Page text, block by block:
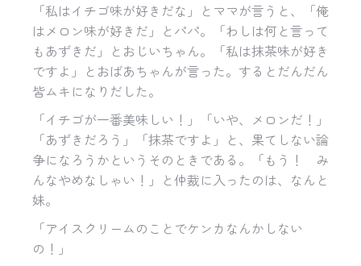
「私はイチゴ味が好きだな」とママが言うと、「俺
はメロン味が好きだ」とパパ。「わしは何と言って
もあずきだ」とおじいちゃん。「私は抹茶味が好き
ですよ」とおばあちゃんが言った。するとだんだん
皆ムキになりだした。
「イチゴが一番美味しい！」「いや、メロンだ！」
「あずきだろう」「抹茶ですよ」と、果てしない論
争になろうかというそのときである。「もう！ み
んなやめなしゃい！」と仲裁に入ったのは、なんと
妹。
「アイスクリームのことでケンカなんかしない
の！」